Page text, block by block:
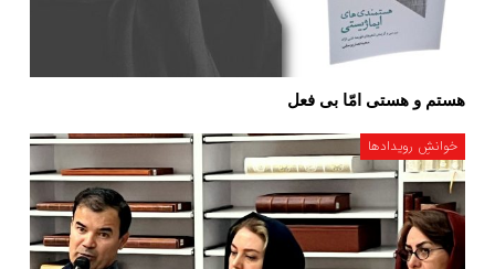
هستم و هستی امّا بی فعل
خوانشِ رویدادها